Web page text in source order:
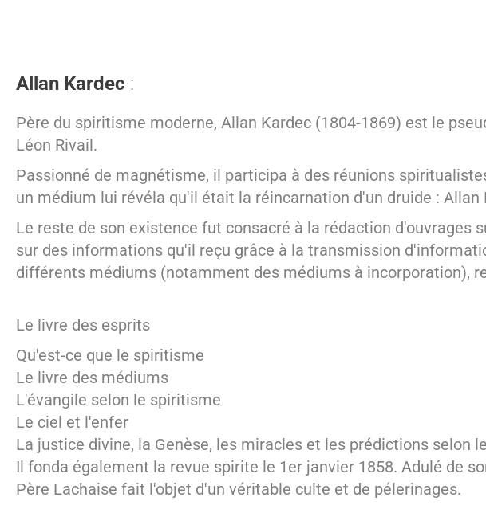
Allan Kardec :
Père du spiritisme moderne, Allan Kardec (1804-1869) est le
Léon Rivail.
Passionné de magnétisme, il participa à des réunions
un médium lui révéla qu'il était la réincarnation d'un druide : Allan
Le reste de son existence fut consacré à la rédaction d'ouvrages
sur des informations qu'il reçu grâce à la transmission
différents médiums (notamment des médiums à incorporation),
Le livre des esprits
Qu'est-ce que le spiritisme
Le livre des médiums
L'évangile selon le spiritisme
Le ciel et l'enfer
La justice divine, la Genèse, les miracles et les prédictions selon
Il fonda également la revue spirite le 1er janvier 1858. Adulé de
Père Lachaise fait l'objet d'un véritable culte et de pélerinages.